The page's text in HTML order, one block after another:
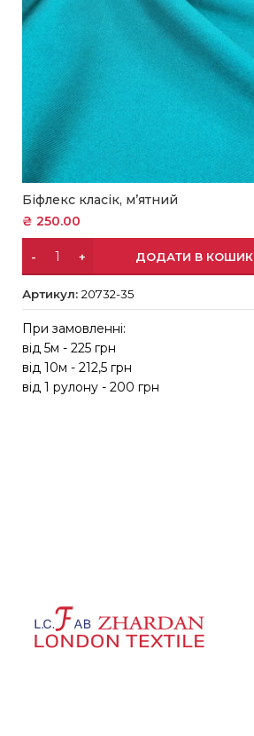
Біфлекс класік, м’ятний
₴ 250.00
ДОДАТИ В КОШИК
Артикул:20732-35
При замовленні:
від 5м - 225 грн
від 10м - 212,5 грн
від 1 рулону - 200 грн